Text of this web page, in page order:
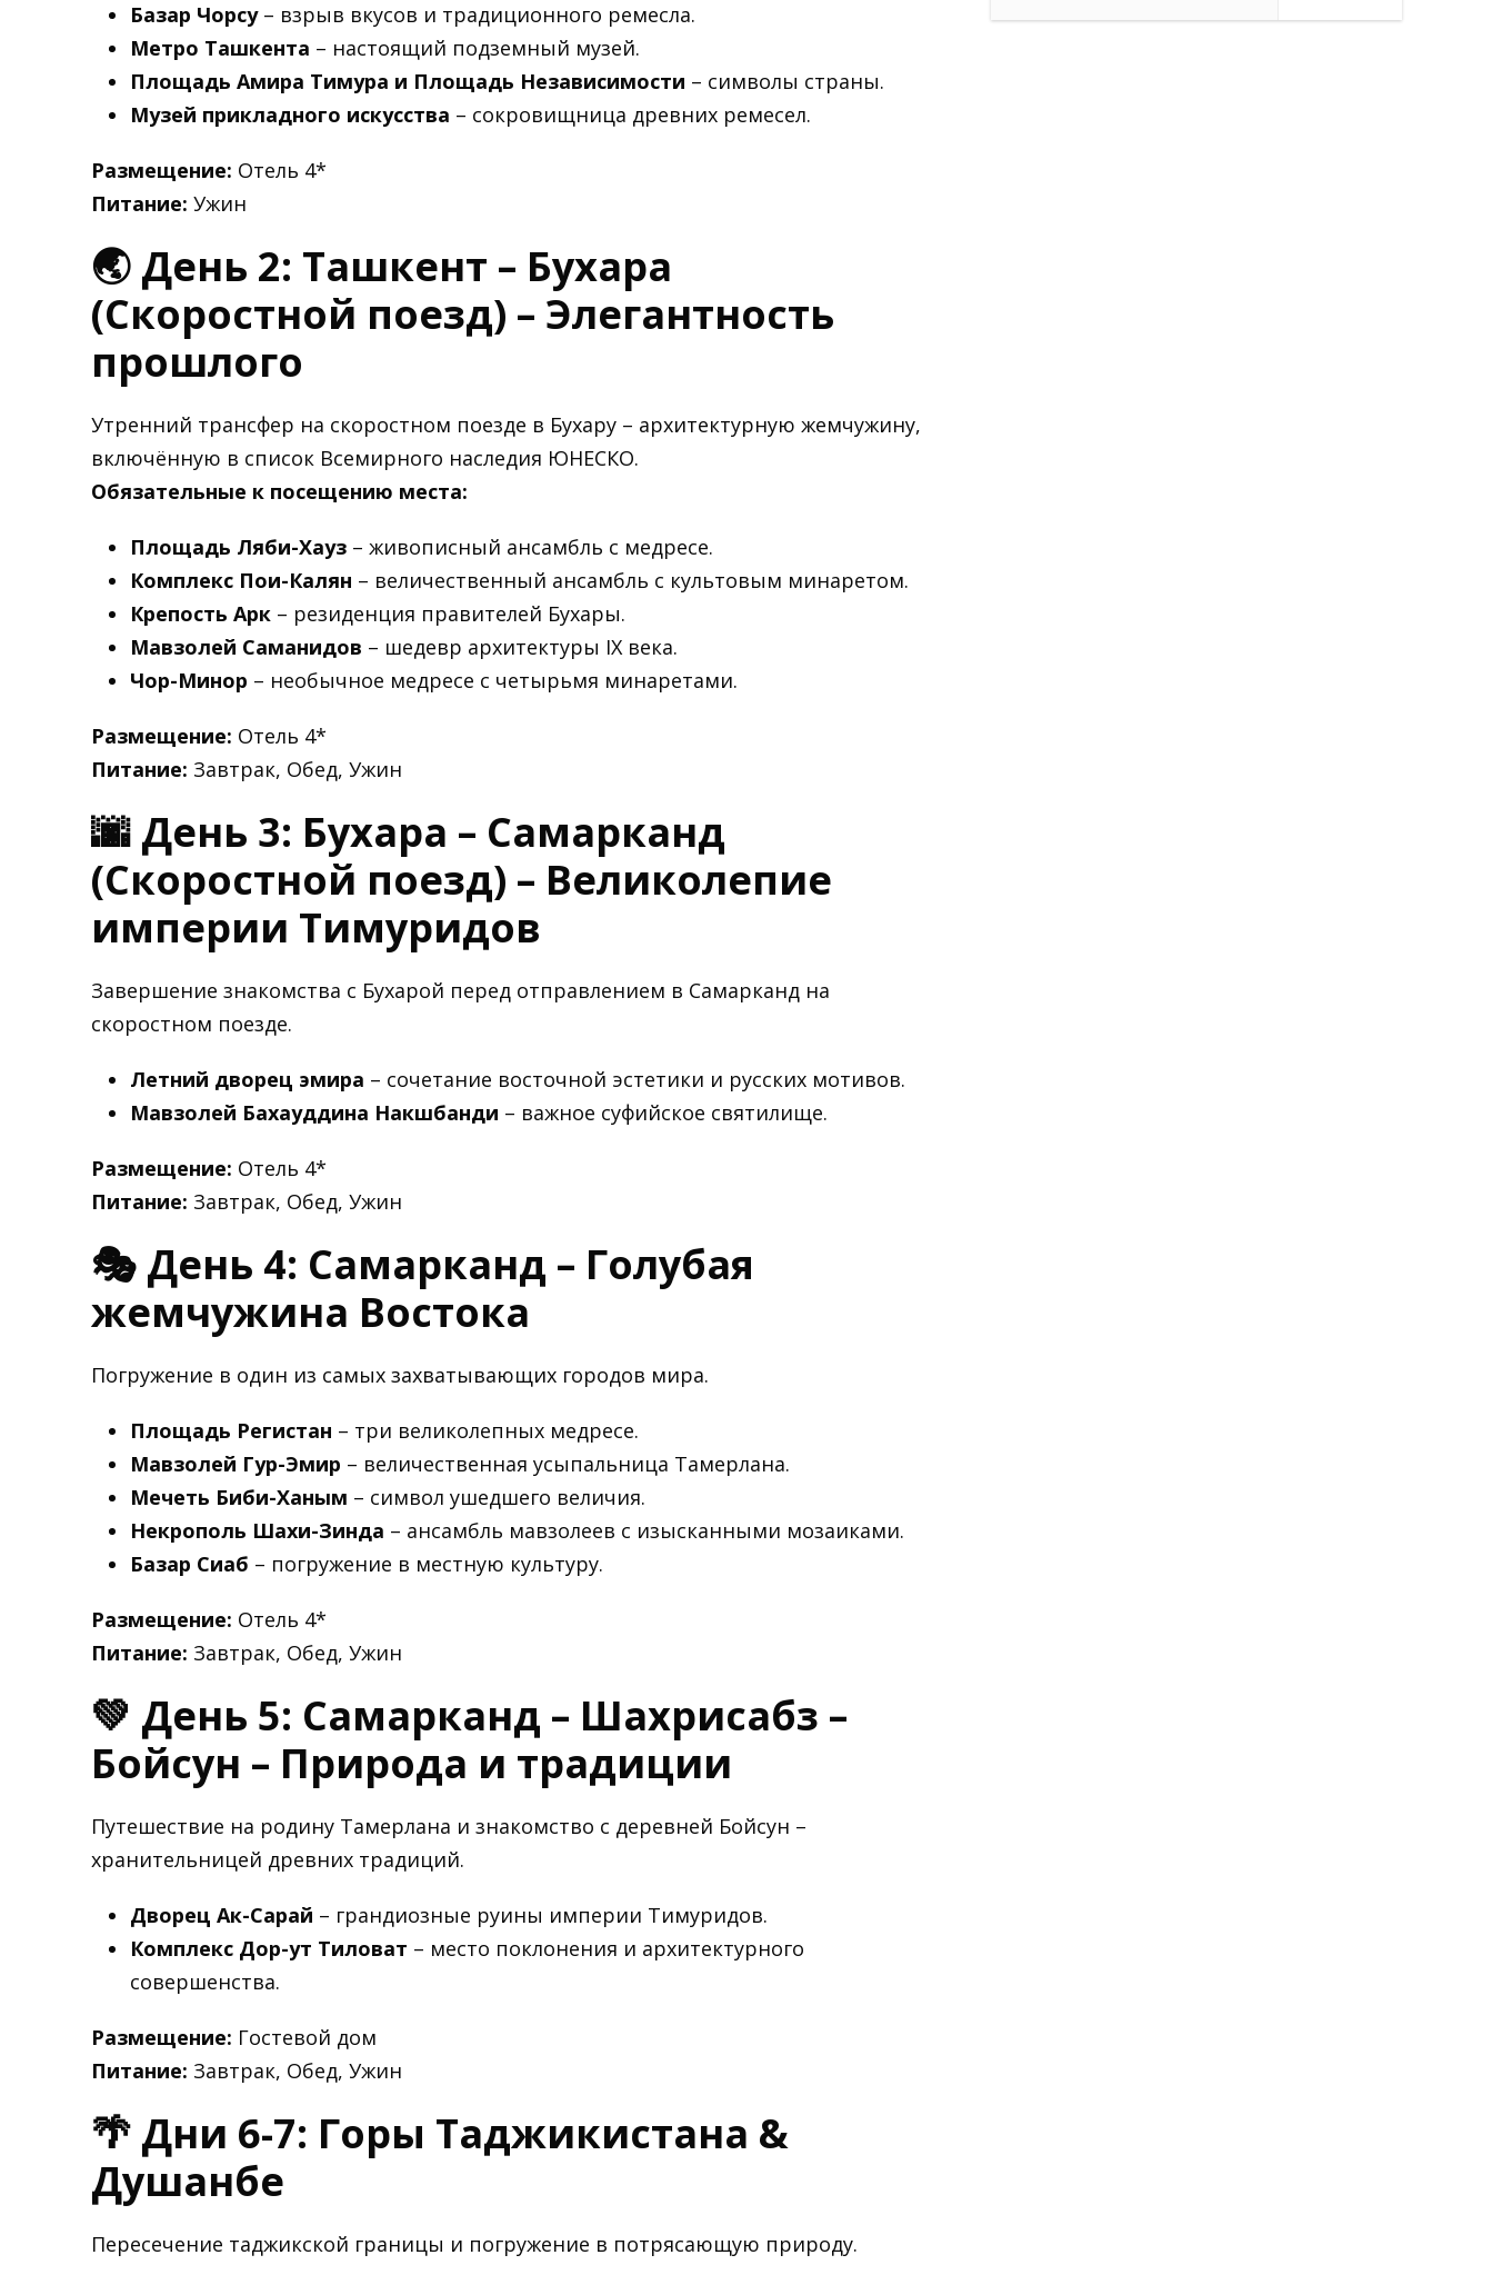
Базар Чорсу– взрыв вкусов и традиционного ремесла.
Метро Ташкента – настоящий подземный музей.
Площадь Амира Тимура и Площадь Независимости – символы страны.
Музей прикладного искусства – сокровищница древних ремесел.
Размещение: Отель 4*
Питание: Ужин
🌏 День 2: Ташкент – Бухара
(Скоростной поезд) – Элегантность
прошлого
Утренний трансфер на скоростном поезде в Бухару – архитектурную жемчужину,
включённую в список Всемирного наследия ЮНЕСКО.
Обязательные к посещению места:
Площадь Ляби-Хауз – живописный ансамбль с медресе.
Комплекс Пои-Калян – величественный ансамбль с культовым минаретом.
Крепость Арк – резиденция правителей Бухары.
Мавзолей Саманидов – шедевр архитектуры IX века.
Чор-Минор – необычное медресе с четырьмя минаретами.
Размещение: Отель 4*
Питание: Завтрак, Обед, Ужин
🌆 День 3: Бухара – Самарканд
(Скоростной поезд) – Великолепие
империи Тимуридов
Завершение знакомства с Бухарой перед отправлением в Самарканд на
скоростном поезде.
Летний дворец эмира – сочетание восточной эстетики и русских мотивов.
Мавзолей Бахауддина Накшбанди – важное суфийское святилище.
Размещение: Отель 4*
Питание: Завтрак, Обед, Ужин
🎭 День 4: Самарканд – Голубая
жемчужина Востока
Погружение в один из самых захватывающих городов мира.
Площадь Регистан – три великолепных медресе.
Мавзолей Гур-Эмир – величественная усыпальница Тамерлана.
Мечеть Биби-Ханым – символ ушедшего величия.
Некрополь Шахи-Зинда – ансамбль мавзолеев с изысканными мозаиками.
Базар Сиаб – погружение в местную культуру.
Размещение: Отель 4*
Питание: Завтрак, Обед, Ужин
💚 День 5: Самарканд – Шахрисабз –
Бойсун – Природа и традиции
Путешествие на родину Тамерлана и знакомство с деревней Бойсун –
хранительницей древних традиций.
Дворец Ак-Сарай – грандиозные руины империи Тимуридов.
Комплекс Дор-ут Тиловат – место поклонения и архитектурного
совершенства.
Размещение: Гостевой дом
Питание: Завтрак, Обед, Ужин
🌴 Дни 6-7: Горы Таджикистана &
Душанбе
Пересечение таджикской границы и погружение в потрясающую природу.